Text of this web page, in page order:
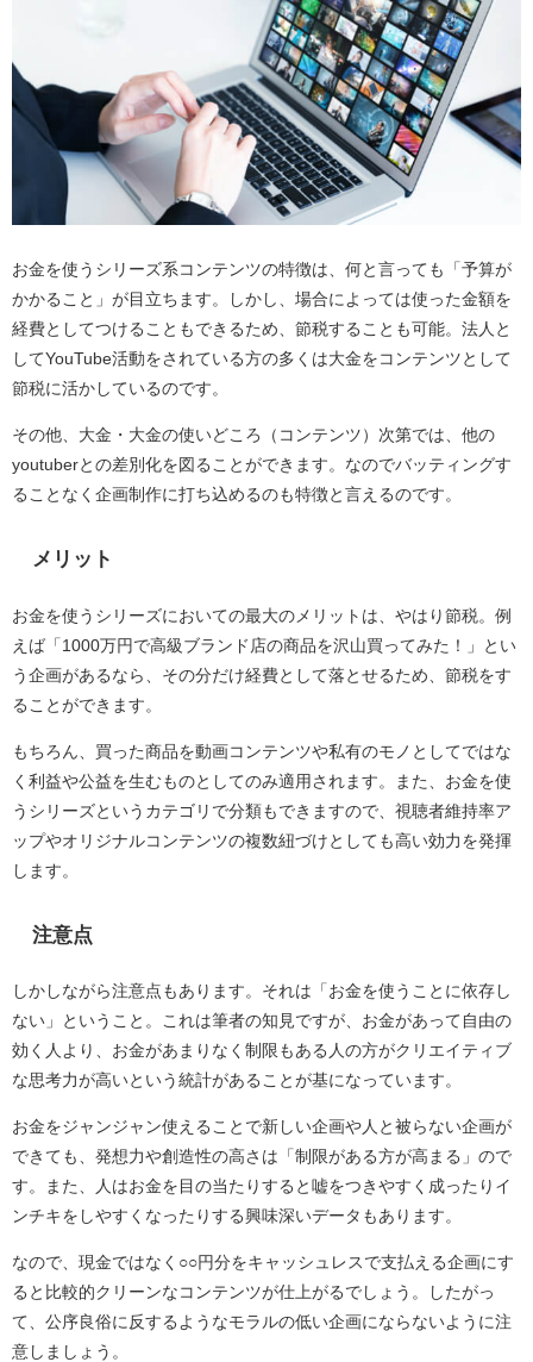
お金を使うシリーズ系コンテンツの特徴は、何と言っても「予算が
かかること」が目立ちます。しかし、場合によっては使った金額を
経費としてつけることもできるため、節税することも可能。法人と
してYouTube活動をされている方の多くは大金をコンテンツとして
節税に活かしているのです。
その他、大金・大金の使いどころ（コンテンツ）次第では、他の
youtuberとの差別化を図ることができます。なのでバッティングす
ることなく企画制作に打ち込めるのも特徴と言えるのです。
メリット
お金を使うシリーズにおいての最大のメリットは、やはり節税。例
えば「1000万円で高級ブランド店の商品を沢山買ってみた！」とい
う企画があるなら、その分だけ経費として落とせるため、節税をす
ることができます。
もちろん、買った商品を動画コンテンツや私有のモノとしてではな
く利益や公益を生むものとしてのみ適用されます。また、お金を使
うシリーズというカテゴリで分類もできますので、視聴者維持率ア
ップやオリジナルコンテンツの複数紐づけとしても高い効力を発揮
します。
注意点
しかしながら注意点もあります。それは「お金を使うことに依存し
ない」ということ。これは筆者の知見ですが、お金があって自由の
効く人より、お金があまりなく制限もある人の方がクリエイティブ
な思考力が高いという統計があることが基になっています。
お金をジャンジャン使えることで新しい企画や人と被らない企画が
できても、発想力や創造性の高さは「制限がある方が高まる」ので
す。また、人はお金を目の当たりすると嘘をつきやすく成ったりイ
ンチキをしやすくなったりする興味深いデータもあります。
なので、現金ではなく○○円分をキャッシュレスで支払える企画にす
ると比較的クリーンなコンテンツが仕上がるでしょう。したがっ
て、公序良俗に反するようなモラルの低い企画にならないように注
意しましょう。